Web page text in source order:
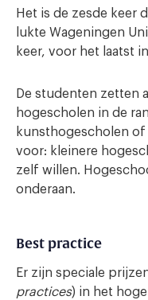
Het is de zesde keer
lukte Wageningen
keer, voor het laatst
De studenten zetten
hogescholen in de
kunsthogescholen of
voor: kleinere
zelf willen.
onderaan.
Best practice
Er zijn speciale
practices) in het